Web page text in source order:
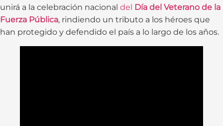
unirá a la celebración nacional del Día del Veterano de la
Fuerza Pública, rindiendo un tributo a los héroes que
han protegido y defendido el país a lo largo de los años.